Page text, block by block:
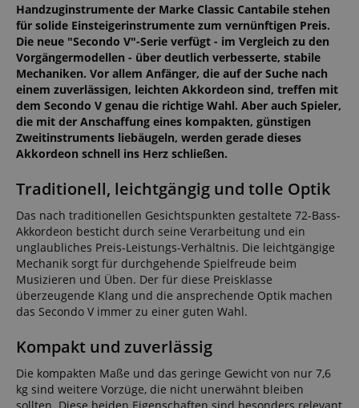
Handzuginstrumente der Marke Classic Cantabile stehen
für solide Einsteigerinstrumente zum vernünftigen Preis.
Die neue "Secondo V"-Serie verfügt - im Vergleich zu den
Vorgängermodellen - über deutlich verbesserte, stabile
Mechaniken. Vor allem Anfänger, die auf der Suche nach
einem zuverlässigen, leichten Akkordeon sind, treffen mit
dem Secondo V genau die richtige Wahl. Aber auch Spieler,
die mit der Anschaffung eines kompakten, günstigen
Zweitinstruments liebäugeln, werden gerade dieses
Akkordeon schnell ins Herz schließen.
Traditionell, leichtgängig und tolle Optik
Das nach traditionellen Gesichtspunkten gestaltete 72-Bass-
Akkordeon besticht durch seine Verarbeitung und ein
unglaubliches Preis-Leistungs-Verhältnis. Die leichtgängige
Mechanik sorgt für durchgehende Spielfreude beim
Musizieren und Üben. Der für diese Preisklasse
überzeugende Klang und die ansprechende Optik machen
das Secondo V immer zu einer guten Wahl.
Kompakt und zuverlässig
Die kompakten Maße und das geringe Gewicht von nur 7,6
kg sind weitere Vorzüge, die nicht unerwähnt bleiben